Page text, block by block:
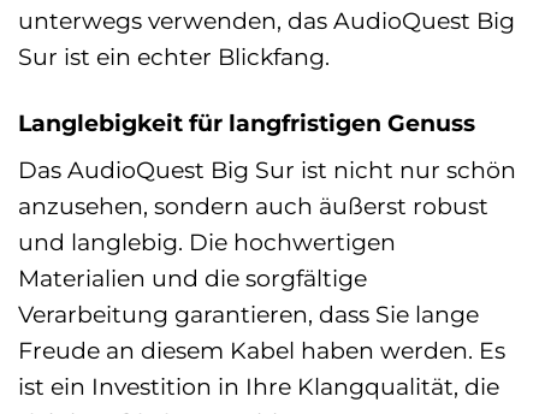
unterwegs verwenden, das AudioQuest Big
Sur ist ein echter Blickfang.
Langlebigkeit für langfristigen Genuss
Das AudioQuest Big Sur ist nicht nur schön
anzusehen, sondern auch äußerst robust
und langlebig. Die hochwertigen
Materialien und die sorgfältige
Verarbeitung garantieren, dass Sie lange
Freude an diesem Kabel haben werden. Es
ist ein Investition in Ihre Klangqualität, die